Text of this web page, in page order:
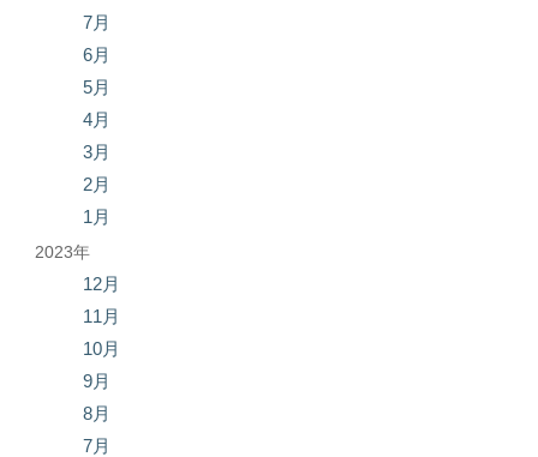
7月
6月
5月
4月
3月
2月
1月
2023年
12月
11月
10月
9月
8月
7月